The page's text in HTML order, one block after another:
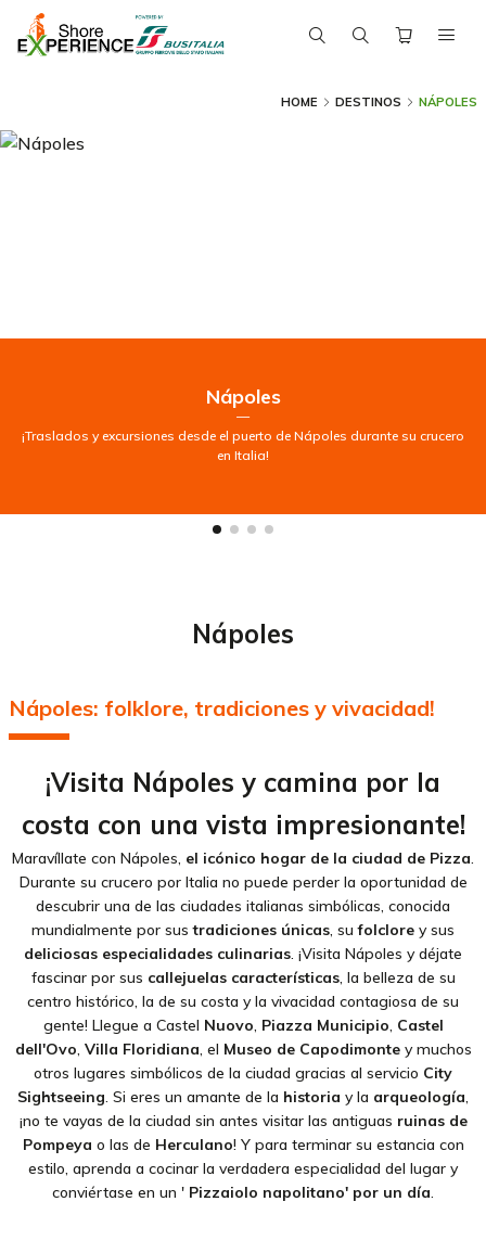
HOME DESTINOS NÁPOLES
Nápoles
—
¡Traslados y excursiones desde el puerto de Nápoles durante su crucero
en Italia!
Nápoles
Nápoles: folklore, tradiciones y vivacidad!
¡Visita Nápoles y camina por la
costa con una vista impresionante!
Maravíllate con Nápoles, el icónico hogar de la ciudad de Pizza
Durante su crucero por Italia no puede perder la oportunidad de
descubrir una de las ciudades italianas simbólicas, conocida
mundialmente por sustradiciones únicas , sufolclore y sus
deliciosas especialidades culinarias . ¡Visita Nápoles y déjate
fascinar por sus callejuelas características, la belleza de su
centro histórico, la de su costa y la vivacidad contagiosa de su
gente! Llegue a Castel Nuovo Piazza Municipio Castel
dell'Ovo Villa Floridiana , el Museo de Capodimontey muchos
otros lugares simbólicos de la ciudad gracias al servicio City
Sightseeing . Si eres un amante de la historia y la arqueología
¡no te vayas de la ciudad sin antes visitar las antiguas ruinas de
Pompeya o las de Herculano! Y para terminar su estancia con
estilo, aprenda a cocinar la verdadera especialidad del lugar y
conviértase en un ' Pizzaiolo napolitano' por un día